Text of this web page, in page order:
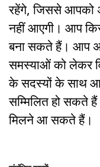
रहेंगे, जिससे आपको
नहीं आएगी। आप
बना सकते हैं। आप
समस्याओं को लेकर
के सदस्यों के साथ
सम्मिलित हो सकते
मिलने आ सकते हैं।